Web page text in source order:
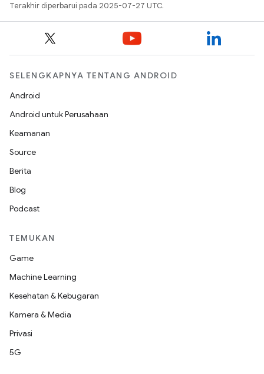
Terakhir diperbarui pada 2025-07-27 UTC.
SELENGKAPNYA TENTANG ANDROID
Android
Android untuk Perusahaan
Keamanan
Source
Berita
Blog
Podcast
TEMUKAN
Game
Machine Learning
Kesehatan & Kebugaran
Kamera & Media
Privasi
5G